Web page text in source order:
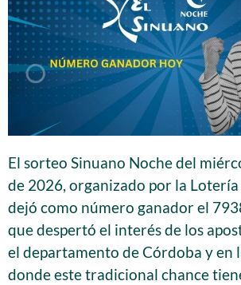
El sorteo Sinuano Noche del
de 2026, organizado por la
dejó como número ganador el
que despertó el interés de los
el departamento de Córdoba y en
donde este tradicional chance